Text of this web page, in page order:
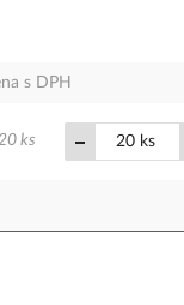
s DPH
ks
ks